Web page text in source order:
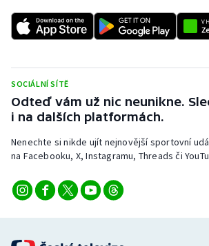
Sportovní střelba
Triatlon
Veslování
Vodní slalom
Volejbal
SOCIÁLNÍ SÍTĚ
Odteď vám už nic neunikne.
i na dalších platformách.
Nenechte si nikde ujít nejnovější sportovní
na Facebooku, X, Instagramu, Threads či